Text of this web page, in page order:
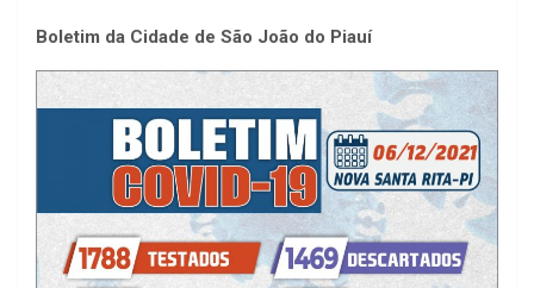
Boletim da Cidade de São João do Piauí